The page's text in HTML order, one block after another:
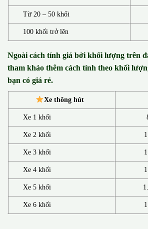
Từ 20 – 50 khối
100 khối trở lên
Ngoài cách tính giá bởi khối lượng trên
tham khảo thêm cách tính theo khối
bạn có giá rẻ.
Xe thông hút
Xe 1 khối
Xe 2 khối
Xe 3 khối
Xe 4 khối
Xe 5 khối
Xe 6 khối